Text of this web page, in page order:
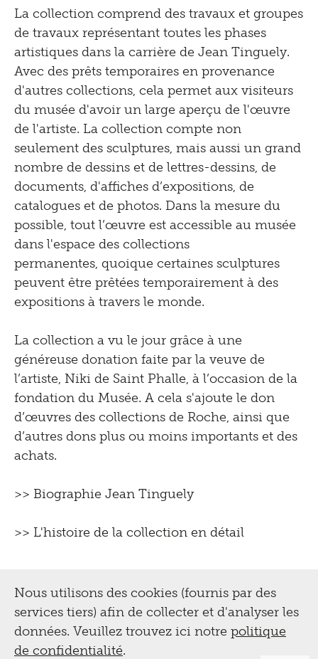
La collection comprend des travaux et groupes
de travaux représentant toutes les phases
artistiques dans la carrière de Jean Tinguely.
Avec des prêts temporaires en provenance
d'autres collections, cela permet aux visiteurs
du musée d'avoir un large aperçu de l'œuvre
de l'artiste. La collection compte non
seulement des sculptures, mais aussi un grand
nombre de dessins et de lettres-dessins, de
documents, d'affiches d’expositions, de
catalogues et de photos. Dans la mesure du
possible, tout l’œuvre est accessible au musée
dans l'espace des collections
permanentes, quoique certaines sculptures
peuvent être prêtées temporairement à des
expositions à travers le monde.
La collection a vu le jour grâce à une
généreuse donation faite par la veuve de
l’artiste, Niki de Saint Phalle, à l’occasion de la
fondation du Musée. A cela s'ajoute le don
d’œuvres des collections de Roche, ainsi que
d’autres dons plus ou moins importants et des
achats.
>> Biographie Jean Tinguely
>> L'histoire de la collection en détail
Nous utilisons des cookies (fournis par des
services tiers) afin de collecter et d'analyser les
données. Veuillez trouvez ici notre politique
de confidentialité.